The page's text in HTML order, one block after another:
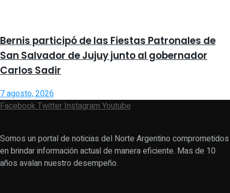
Bernis participó de las Fiestas Patronales de
San Salvador de Jujuy junto al gobernador
Carlos Sadir
7 agosto, 2026
FacebookTwitterInstagramYoutube
Somos un portal de noticias del Norte Argentino comprometidos
en brindar información actual de manera eficiente. Mas de 10
años avalan nuestro desempeño.